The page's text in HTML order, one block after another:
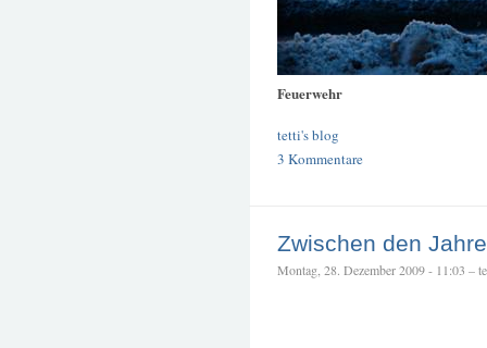
Feuerwehr
tetti's blog
3 Kommentare
Zwischen den
Montag, 28. Dezember 2009 - 11:03 –